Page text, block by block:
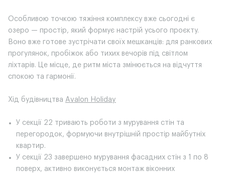
Особливою точкою тяжіння комплексу вже сьогодні є
озеро — простір, який формує настрій усього проєкту.
Воно вже готове зустрічати своїх мешканців: для ранкових
прогулянок, пробіжок або тихих вечорів під світлом
ліхтарів. Це місце, де ритм міста змінюється на відчуття
спокою та гармонії.
Хід будівництва Avalon Holiday
У секції 22 тривають роботи з мурування стін та
перегородок, формуючи внутрішній простір майбутніх
квартир.
У секції 23 завершено мурування фасадних стін з 1 по 8
поверх, активно виконується монтаж віконних